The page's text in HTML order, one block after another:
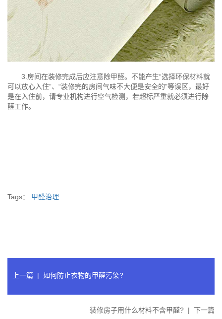
3.房间在装修完成后应注意除甲醛。不能产生“选择环保材料就
可以放心入住”、“装修完的房间气味不大便是安全的”等误区，最好
是在入住前，请专业机构进行空气检测，若超标严重就必须进行除
醛工作。
Tags： 甲醛治理
上一篇 | 如何防止衣物的甲醛污染?
装修房子用什么材料不含甲醛? | 下一篇